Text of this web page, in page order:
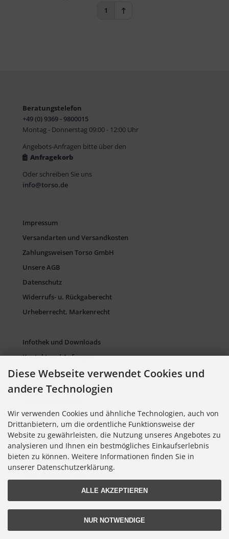
1
Beratungstelefon
+49 (0) 9369 - 9800015
Montag - Donnerstag 09:00 - 12:00 Uhr
Angebots-Anfragen bitte über den
Anfragekorb
Oder schreiben Sie uns
info@torso.de
Impressum
Versandarten und Versandkosten
Zahlungsweisen Torso GmbH
Unsere AGB
Datenschutz
Widerrufs- u. Rückgaberecht
Urheberrecht, Markenrecht
Infothek und Downloads
Kontakt und Anfragen
Verpackung und Entsorgung
Sitemap Torso.de
Cookie Einstellungen
Informationen zu Farbkarten
Informationen zu Farbfächern
Alle Preise exkl. gesetzl. MwSt. zzgl.Versandkosten. Die durchgestrichenen Preise
entsprechen dem bisherigen Preis bei Torso GmbH Farbkarten-Shop.
Diese Webseite verwendet Cookies und
andere Technologien
Wir verwenden Cookies und ähnliche Technologien, auch von
Drittanbietern, um die ordentliche Funktionsweise der
Website zu gewährleisten, die Nutzung unseres Angebotes zu
analysieren und Ihnen ein bestmögliches Einkaufserlebnis
bieten zu können. Weitere Informationen finden Sie in
unserer Datenschutzerklärung.
ALLE AKZEPTIEREN
NUR NOTWENDIGE